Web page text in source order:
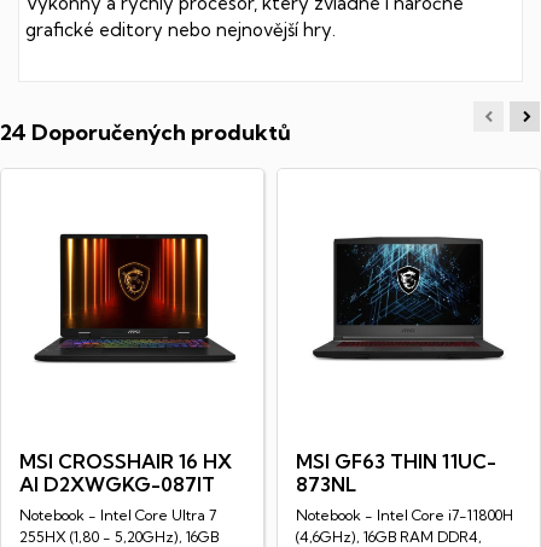
grafické editory nebo nejnovější hry.
24 Doporučených produktů
MSI CROSSHAIR 16 HX
AI D2XWGKG-087IT
Notebook - Intel Core Ultra 7
255HX (1,80 - 5,20GHz), 16GB
MSI GF63 THIN 11UC-
873NL
Notebook - Intel Core i7-11800H
(4,6GHz), 16GB RAM DDR4,